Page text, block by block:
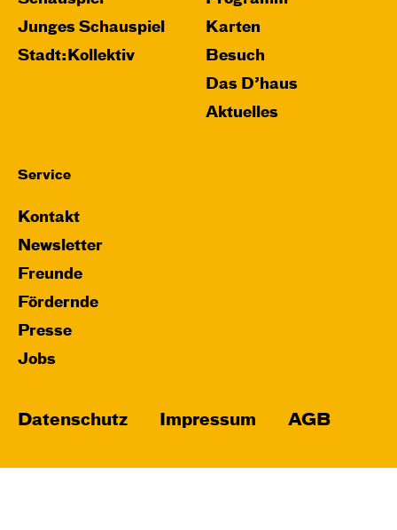
Junges Schauspiel
Stadt:Kollektiv
Karten
Besuch
Das D’haus
Aktuelles
Service
Kontakt
Newsletter
Freunde
Fördernde
Presse
Jobs
Datenschutz Impressum AGB